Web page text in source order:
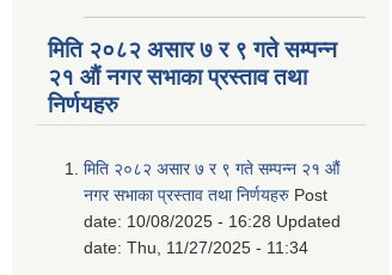
मिति २०८२ असार ७ र ९ गते सम्पन्न
२१ औं नगर सभाका प्रस्ताव तथा
निर्णयहरु
मिति २०८२ असार ७ र ९ गते सम्पन्न २१ औं
नगर सभाका प्रस्ताव तथा निर्णयहरु Post
date: 10/08/2025 - 16:28 Updated
date: Thu, 11/27/2025 - 11:34